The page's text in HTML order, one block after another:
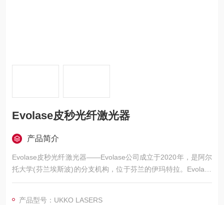
Evolase皮秒光纤激光器
产品简介
Evolase皮秒光纤激光器——Evolase公司成立于2020年，是阿尔
托大学(芬兰埃斯波)的分支机构，位于芬兰的伊玛特拉。Evolase
全光纤高功率激光系统基于定制的超大模式面积有源光纤，针对
产品型号：UKKO LASERS